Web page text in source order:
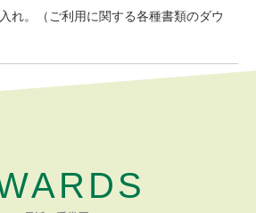
れ。（ご利用に関する各種書類のダウ